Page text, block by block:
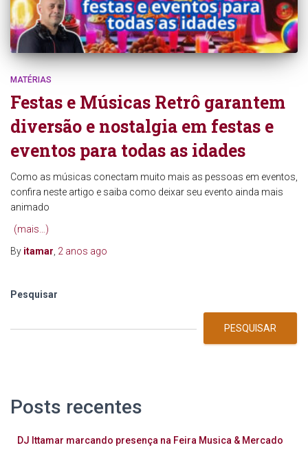
MATÉRIAS
Festas e Músicas Retrô garantem
diversão e nostalgia em festas e
eventos para todas as idades
Como as músicas conectam muito mais as pessoas em eventos,
confira neste artigo e saiba como deixar seu evento ainda mais
animado
(mais…)
By itamar 2 anos ago
Pesquisar
PESQUISAR
Posts recentes
DJ Ittamar marcando presença na Feira Musica & Mercado